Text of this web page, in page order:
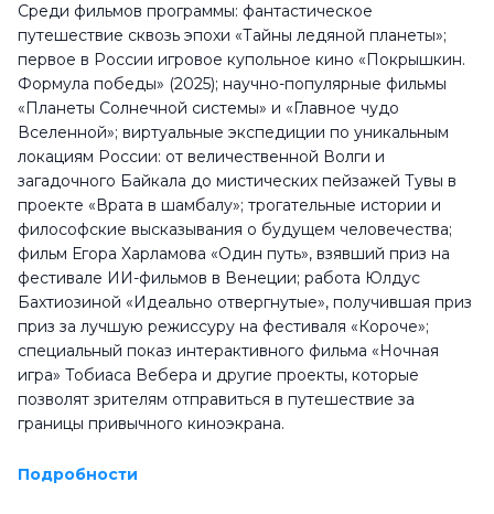
Среди фильмов программы: фантастическое
путешествие сквозь эпохи «Тайны ледяной планеты»;
первое в России игровое купольное кино «Покрышкин.
Формула победы» (2025); научно-популярные фильмы
«Планеты Солнечной системы» и «Главное чудо
Вселенной»; виртуальные экспедиции по уникальным
локациям России: от величественной Волги и
загадочного Байкала до мистических пейзажей Тувы в
проекте «Врата в шамбалу»; трогательные истории и
философские высказывания о будущем человечества;
фильм Егора Харламова «Один путь», взявший приз на
фестивале ИИ-фильмов в Венеции; работа Юлдус
Бахтиозиной «Идеально отвергнутые», получившая приз
приз за лучшую режиссуру на фестиваля «Короче»;
специальный показ интерактивного фильма «Ночная
игра» Тобиаса Вебера и другие проекты, которые
позволят зрителям отправиться в путешествие за
границы привычного киноэкрана.
Подробности